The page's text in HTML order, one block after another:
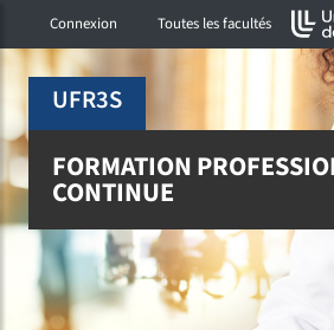
Accéder au menu principal
Accéder à la recherche
Accéder au pied de page
Connexion Toutes les facultés
menu
UFR3S
FORMATION
CONTINUE